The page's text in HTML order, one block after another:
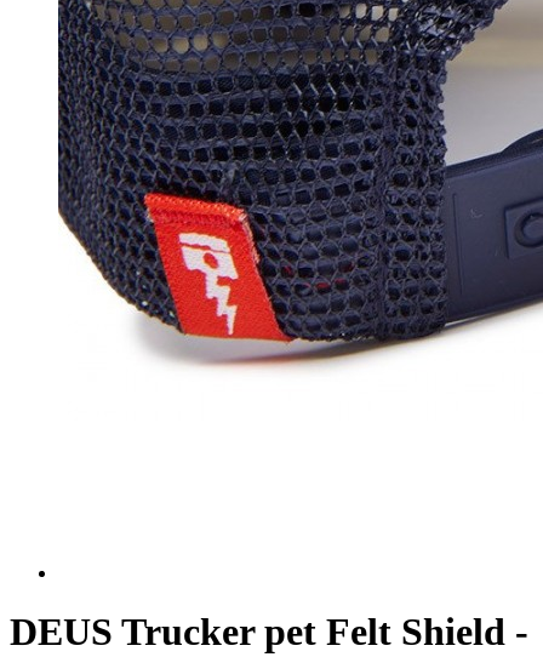
DEUS Trucker pet Felt Shield -